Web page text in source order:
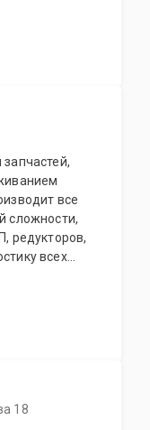
все
сложности,
редукторов,
всех
стекол,
есть
18